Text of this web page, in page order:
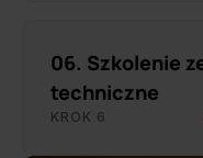
06. Szkolenie
techniczne
KROK 6